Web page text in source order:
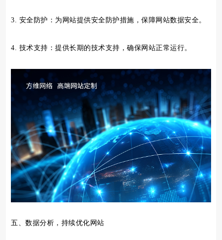
3. 安全防护：为网站提供安全防护措施，保障网站数据安全。
4. 技术支持：提供长期的技术支持，确保网站正常运行。
五、数据分析，持续优化网站